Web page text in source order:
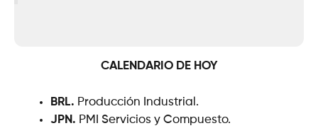
CALENDARIO DE HOY
BRL. Producción Industrial.
JPN. PMI Servicios y Compuesto.